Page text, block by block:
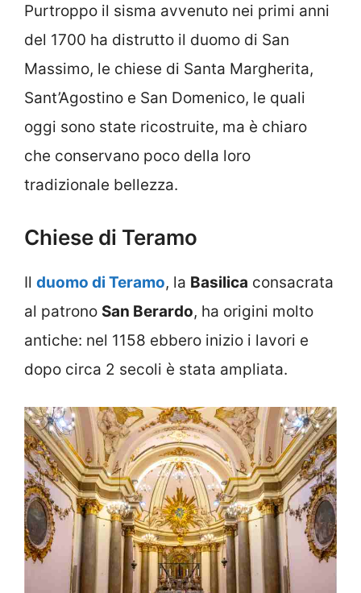
Purtroppo il sisma avvenuto nei primi anni
del 1700 ha distrutto il duomo di San
Massimo, le chiese di Santa Margherita,
Sant’Agostino e San Domenico, le quali
oggi sono state ricostruite, ma è chiaro
che conservano poco della loro
tradizionale bellezza.
Chiese di Teramo
Il duomo di Teramo, la Basilica consacrata
al patrono San Berardo, ha origini molto
antiche: nel 1158 ebbero inizio i lavori e
dopo circa 2 secoli è stata ampliata.